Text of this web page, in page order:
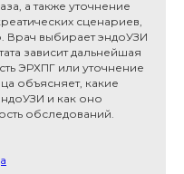
а также уточнение
сценариев,
Врач выбирает эндоУЗИ
зависит дальнейшая
ЭРХПГ или уточнение
объясняет, какие
и как оно
обследований.